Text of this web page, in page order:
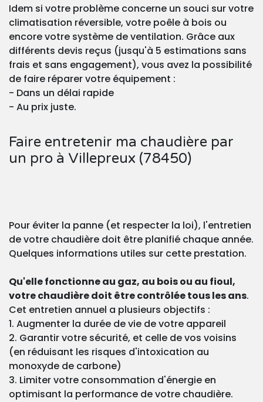
Idem si votre problème concerne un souci sur votre
climatisation réversible, votre poêle à bois ou
encore votre système de ventilation. Grâce aux
différents devis reçus (jusqu'à 5 estimations sans
frais et sans engagement), vous avez la possibilité
de faire réparer votre équipement :
- Dans un délai rapide
- Au prix juste.
Faire entretenir ma chaudière par
un pro à Villepreux (78450)
Pour éviter la panne (et respecter la loi), l'entretien
de votre chaudière doit être planifié chaque année.
Quelques informations utiles sur cette prestation.
Qu'elle fonctionne au gaz, au bois ou au fioul,
votre chaudière doit être contrôlée tous les ans.
Cet entretien annuel a plusieurs objectifs :
1. Augmenter la durée de vie de votre appareil
2. Garantir votre sécurité, et celle de vos voisins
(en réduisant les risques d'intoxication au
monoxyde de carbone)
3. Limiter votre consommation d'énergie en
optimisant la performance de votre chaudière.